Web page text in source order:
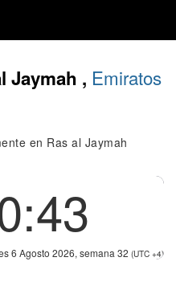
Jaymah , Emiratos
en Ras al Jaymah
6 Agosto 2026, semana 32 (UTC +4)